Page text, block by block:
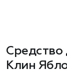
Средство
Клин